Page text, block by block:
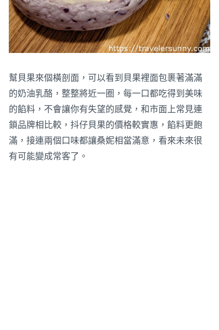
幫貝果來個橫剖面，可以看到貝果裡面包裹著滿滿
的奶油乳酪，整整將近一圈，每一口都吃得到美味
的餡料，不會讓你有失望的感覺，和市面上常見連
鎖品牌相比較，抖仔貝果的價格較實惠，餡料更飽
滿，接連兩個口味都讓桑妮相當滿意，看來未來很
有可能變成常客了。